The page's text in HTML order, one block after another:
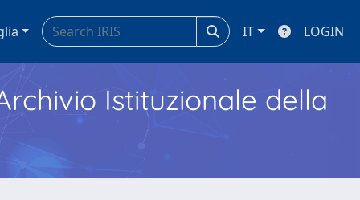
IT LOGIN
Istituzionale della